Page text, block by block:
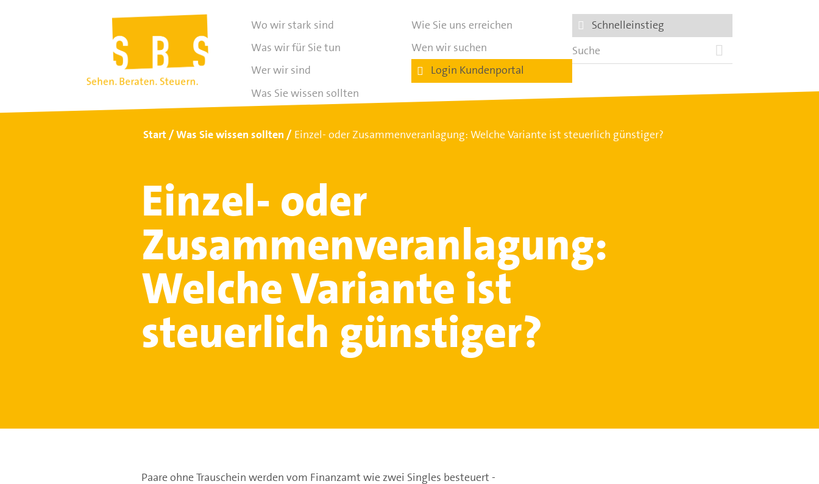
Wo wir stark sind
Was wir für Sie tun
Wer wir sind
Was Sie wissen sollten
Wie Sie uns erreichen
Wen wir suchen
Login Kundenportal
Schnelleinstieg
Start Was Sie wissen sollten Einzel- oder Zusammenveranlagung: Welche Variante ist steuerlich günstiger?
Einzel- oder
Zusammenveranlagung:
Welche Variante ist
steuerlich günstiger?
Paare ohne Trauschein werden vom Finanzamt wie zwei Singles besteuert -